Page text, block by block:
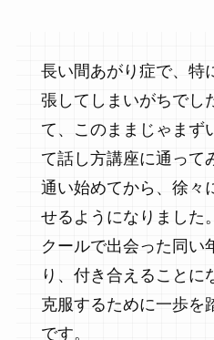
長い間あがり症で、特
張してしまいがちでし
て、このままじゃまず
て話し方講座に通って
通い始めてから、徐々
せるようになりました
クールで出会った同い
り、付き合えることに
克服するために一歩を
です。